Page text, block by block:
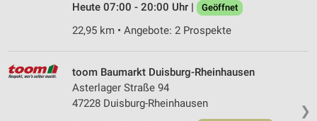
Heute 07:00 - 20:00 Uhr |
Geöffnet
22,95 km • Angebote: 2 Prospekte
❯
toom Baumarkt Duisburg-Rheinhausen
Asterlager Straße 94
47228 Duisburg-Rheinhausen
Geräte anhand von aktiv angeforderten
Informationen identifizieren
Notwendig
Performance